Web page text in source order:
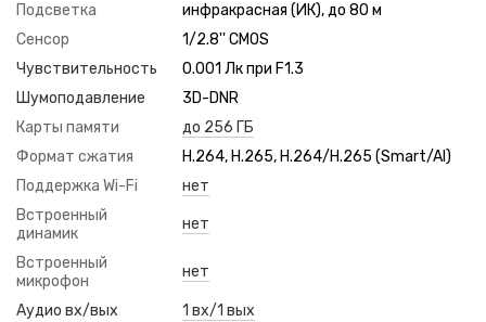
Подсветка
инфракрасная (ИК), до 80 м
Сенсор
1/2.8'' CMOS
Чувствительность
0.001 Лк при F1.3
Шумоподавление
3D-DNR
Карты памяти
до 256 ГБ
Формат сжатия
H.264, H.265, H.264/H.265 (Smart/AI)
Поддержка Wi-Fi
нет
Встроенный
динамик
нет
Встроенный
микрофон
нет
Аудио вх/вых
1 вх/1 вых